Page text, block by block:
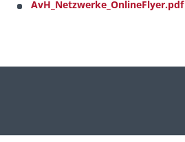
AvH_Netzwerke_OnlineFlyer.pdf